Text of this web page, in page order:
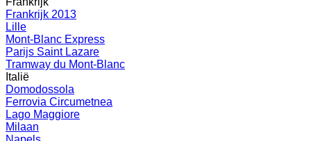
Frankrijk 2013
Lille
Mont-Blanc Express
Parijs Saint Lazare
Tramway du Mont-Blanc
Italië
Domodossola
Ferrovia Circumetnea
Lago Maggiore
Milaan